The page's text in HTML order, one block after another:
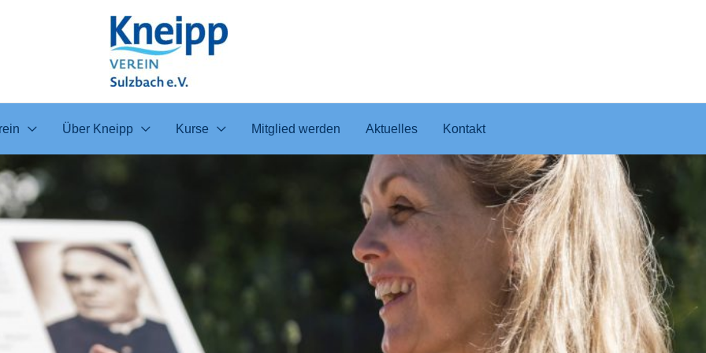
Über Kneipp Kurse Mitglied werden Aktuelles Kontakt